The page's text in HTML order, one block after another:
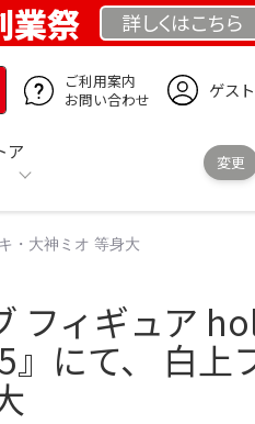
業祭 詳しくはこちら
ご利用案内
お問い合わせ
ゲス
ア
変更
・大神ミオ 等身大
フィギュア
』にて、 白上